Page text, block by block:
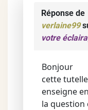
Réponse de
verlaine99
votre
Bonjour
cette
enseigne
la question